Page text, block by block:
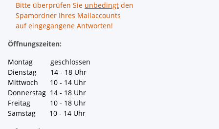
Bitte überprüfen Sie unbedingt den
Spamordner Ihres Mailaccounts
auf eingegangene Antworten!
Öffnungszeiten:
Montag geschlossen
Dienstag 14 - 18 Uhr
Mittwoch 10 - 14 Uhr
Donnerstag 14 - 18 Uhr
Freitag 10 - 18 Uhr
Samstag 10 - 14 Uhr